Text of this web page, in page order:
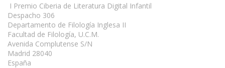
I Premio Ciberia de Literatura Digital Infantil
Despacho 306
Departamento de Filología Inglesa II
Facultad de Filología, U.C.M.
Avenida Complutense S/N
Madrid 28040
España